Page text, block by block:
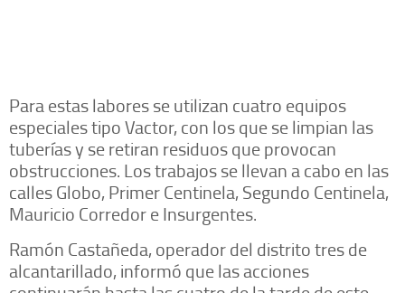
Para estas labores se utilizan cuatro equipos
especiales tipo Vactor, con los que se limpian las
tuberías y se retiran residuos que provocan
obstrucciones. Los trabajos se llevan a cabo en las
calles Globo, Primer Centinela, Segundo Centinela,
Mauricio Corredor e Insurgentes.
Ramón Castañeda, operador del distrito tres de
alcantarillado, informó que las acciones